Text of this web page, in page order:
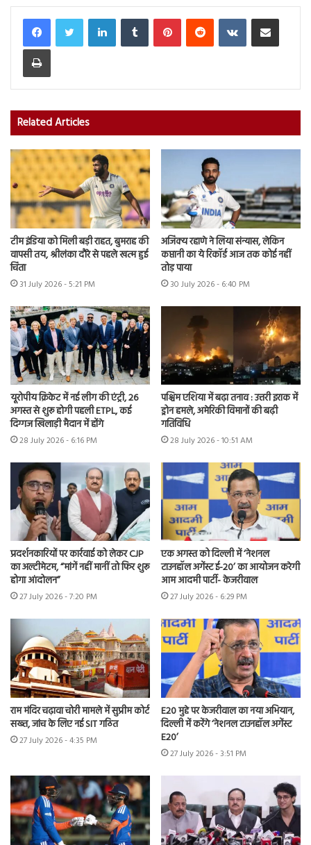
LinkedInTumblr PinterestReddit VKontakteShare via Email
Print
Related Articles
टीम इंडिया को मिली बड़ी राहत, बुमराह की
वापसी तय, श्रीलंका दौरे से पहले खत्म हुई
चिंता
31 July 2026 - 5:21 PM
अजिंक्य रहाणे ने लिया संन्यास, लेकिन
कप्तानी का ये रिकॉर्ड आज तक कोई नहीं
तोड़ पाया
30 July 2026 - 6:40 PM
यूरोपीय क्रिकेट में नई लीग की एंट्री, 26
अगस्त से शुरू होगी पहली ETPL, कई
दिग्गज खिलाड़ी मैदान में होंगे
28 July 2026 - 6:16 PM
पश्चिम एशिया में बढ़ा तनाव : उत्तरी इराक में
ड्रोन हमले, अमेरिकी विमानों की बढ़ी
गतिविधि
28 July 2026 - 10:51 AM
प्रदर्शनकारियों पर कार्रवाई को लेकर CJP
का अल्टीमेटम, “मांगें नहीं मानीं तो फिर शुरू
होगा आंदोलन”
27 July 2026 - 7:20 PM
एक अगस्त को दिल्ली में ‘नेशनल
टाउनहॉल अगेंस्ट ई-20’ का आयोजन करेगी
आम आदमी पार्टी- केजरीवाल
27 July 2026 - 6:29 PM
राम मंदिर चढ़ावा चोरी मामले में सुप्रीम कोर्ट
सख्त, जांच के लिए नई SIT गठित
27 July 2026 - 4:35 PM
E20 मुद्दे पर केजरीवाल का नया अभियान,
दिल्ली में करेंगे ‘नेशनल टाउनहॉल अगेंस्ट
E20’
27 July 2026 - 3:51 PM